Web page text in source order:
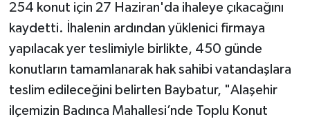
254 konut için 27 Haziran'da ihaleye çıkacağını
kaydetti. İhalenin ardından yüklenici firmaya
yapılacak yer teslimiyle birlikte, 450 günde
konutların tamamlanarak hak sahibi vatandaşlara
teslim edileceğini belirten Baybatur, "Alaşehir
ilçemizin Badınca Mahallesi’nde Toplu Konut